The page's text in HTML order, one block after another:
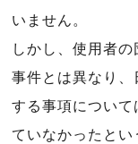
いません。
しかし、使用者
事件とは異なり
する事項につい
ていなかったと